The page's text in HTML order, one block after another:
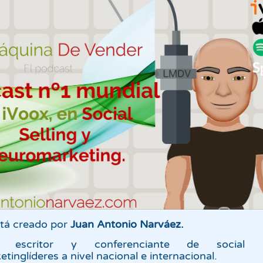
creado por Juan Antonio Narváez.
escritor y conferenciante de social
a nivel nacional e internacional.